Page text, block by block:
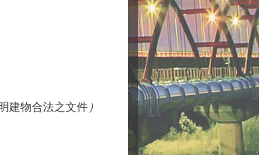
建物合法之文件 ）